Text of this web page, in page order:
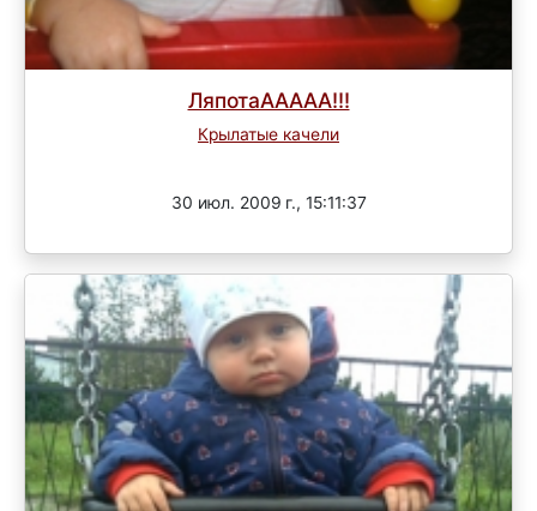
ЛяпотаААААА!!!
Крылатые качели
30 июл. 2009 г., 15:11:37